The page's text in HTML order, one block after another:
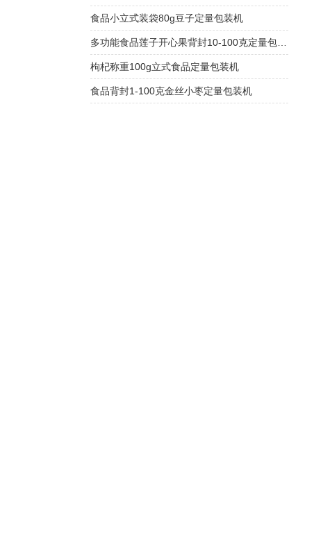
食品小立式装袋80g豆子定量包装机
多功能食品莲子开心果背封10-100克定量包装机
枸杞称重100g立式食品定量包装机
食品背封1-100克金丝小枣定量包装机